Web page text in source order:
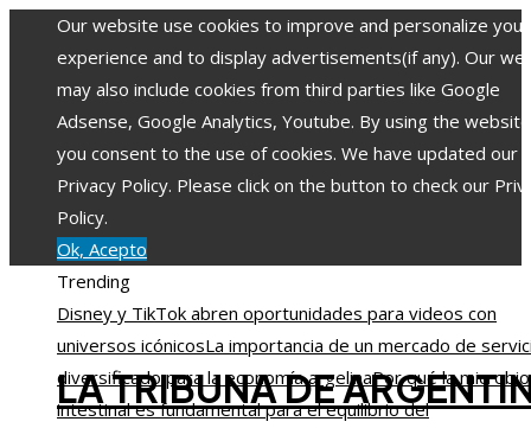
Our website use cookies to improve and personalize your
experience and to display advertisements(if any). Our
may also include cookies from third parties like Google
Adsense, Google Analytics, Youtube. By using the
you consent to the use of cookies. We have updated our
Privacy Policy. Please click on the button to check our
Policy.
Ok, Acepto
Trending
Disney y TikTok abren oportunidades para videos con
universos icónicosLa importancia de un mercado de
diversificado para la economía argelinaPor qué la
intestinal es fundamental para el equilibrio del
LA TRIBUNA DE